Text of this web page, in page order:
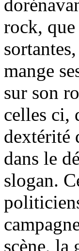
rock, que
mange
sur son
celles ci,
dextérité
dans le
slogan.
scène, la